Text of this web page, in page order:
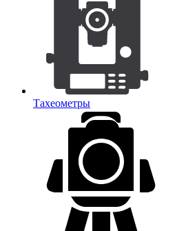
Тахеометры